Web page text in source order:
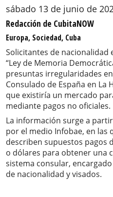
sábado 13 de junio de
Redacción de CubitaNOW
Europa, Sociedad, Cuba
Solicitantes de nacionalidad
“Ley de Memoria
presuntas irregularidades
Consulado de España en La
que existiría un mercado
mediante pagos no oficiales.
La información surge a
por el medio Infobae, en las
describen supuestos pagos
o dólares para obtener una
sistema consular,
de nacionalidad y visados.